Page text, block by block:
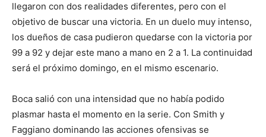
llegaron con dos realidades diferentes, pero con el
objetivo de buscar una victoria. En un duelo muy intenso,
los dueños de casa pudieron quedarse con la victoria por
99 a 92 y dejar este mano a mano en 2 a 1. La continuidad
será el próximo domingo, en el mismo escenario.
Boca salió con una intensidad que no había podido
plasmar hasta el momento en la serie. Con Smith y
Faggiano dominando las acciones ofensivas se